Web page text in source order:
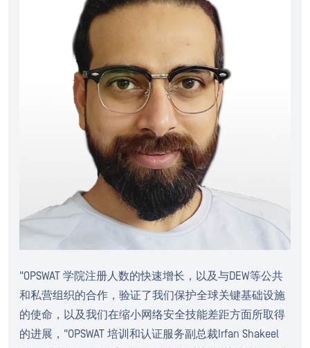
"OPSWAT 学院注册人数的快速增长，以及与DEW等公共
和私营组织的合作，验证了我们保护全球关键基础设施
的使命，以及我们在缩小网络安全技能差距方面所取得
的进展，"OPSWAT 培训和认证服务副总裁Irfan Shakeel